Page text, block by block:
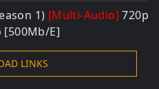
1) [Multi-Audio] 720p
[500Mb/E]
LINKS